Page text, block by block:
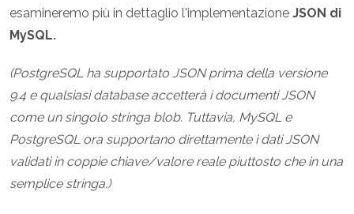
esamineremo più in dettaglio l'implementazione JSON di
MySQL.
(PostgreSQL ha supportato JSON prima della versione
9.4 e qualsiasi database accetterà i documenti JSON
come un singolo stringa blob. Tuttavia, MySQL e
PostgreSQL ora supportano direttamente i dati JSON
validati in coppie chiave/valore reale piuttosto che in una
semplice stringa.)